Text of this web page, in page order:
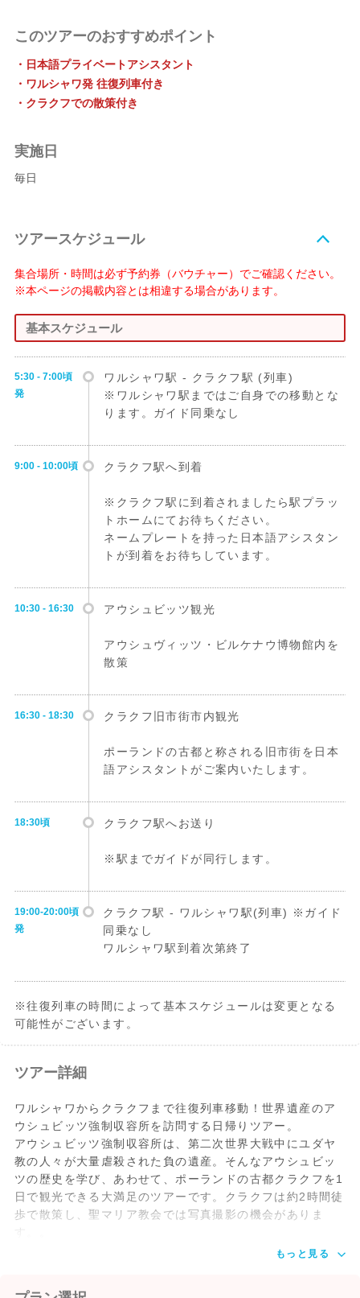
このツアーのおすすめポイント
・日本語プライベートアシスタント
・ワルシャワ発 往復列車付き
・クラクフでの散策付き
実施日
毎日
ツアースケジュール
集合場所・時間は必ず予約券（バウチャー）でご確認ください。
※本ページの掲載内容とは相違する場合があります。
基本スケジュール
5:30 - 7:00頃
発
ワルシャワ駅 - クラクフ駅 (列車)
※ワルシャワ駅まではご自身での移動とな
ります。ガイド同乗なし
9:00 - 10:00頃 クラクフ駅へ到着
※クラクフ駅に到着されましたら駅プラッ
トホームにてお待ちください。
ネームプレートを持った日本語アシスタン
トが到着をお待ちしています。
10:30 - 16:30 アウシュビッツ観光
アウシュヴィッツ・ビルケナウ博物館内を
散策
16:30 - 18:30 クラクフ旧市街市内観光
ポーランドの古都と称される旧市街を日本
語アシスタントがご案内いたします。
18:30頃 クラクフ駅へお送り
※駅までガイドが同行します。
19:00-20:00頃
発
クラクフ駅 - ワルシャワ駅(列車) ※ガイド
同乗なし
ワルシャワ駅到着次第終了
※往復列車の時間によって基本スケジュールは変更となる
可能性がございます。
ツアー詳細
ワルシャワからクラクフまで往復列車移動！世界遺産のア
ウシュビッツ強制収容所を訪問する日帰りツアー。
アウシュビッツ強制収容所は、第二次世界大戦中にユダヤ
教の人々が大量虐殺された負の遺産。そんなアウシュビッ
ツの歴史を学び、あわせて、ポーランドの古都クラクフを1
日で観光できる大満足のツアーです。クラクフは約2時間徒
歩で散策し、聖マリア教会では写真撮影の機会がありま
もっと見る